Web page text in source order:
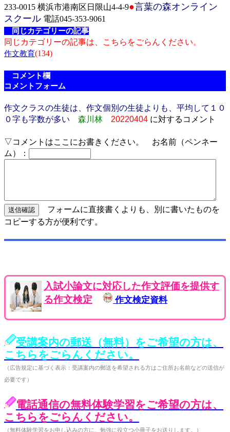
233-0015 横浜市港南区日限山4-4-9●言葉の森オンライン
スクール 電話045-353-9061
同じカテゴリーの記事
同じカテゴリーの記事は、こちらをごらんください。
作文教育(134)
コメント欄
コメントフォーム
作文クラスの生徒は、作文個別の生徒よりも、平均して１０
０字も字数が多い
森川林 20220404 に対するコメント
▽コメントはここにお書きください。 お名前（ペンネー
ム）：
フォームに直接書くよりも、別に書いたものを
コピーする方が便利です。
入試小論文に対応した作文評価を提供す
る作文検定
作文検定資料
受講案内の郵送（無料）をご希望の方は、
こちらをごらんください。
（広告規定に基づく表示：受講案内の郵送を希望される方はご住所お名前などの送信が
必要です）
電話通信の無料体験学習をご希望の方は、
こちらをごらんください。
（無料体験学習をお申し込みの方に、勉強に役立つ小冊子をお送りします。）